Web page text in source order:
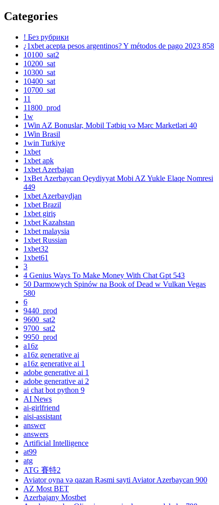
Categories
! Без рубрики
¿1xbet acepta pesos argentinos? Y métodos de pago 2023 858
10100_sat2
10200_sat
10300_sat
10400_sat
10700_sat
11
11800_prod
1w
1Win AZ Bonuslar, Mobil Tətbiq və Mərc Marketləri 40
1Win Brasil
1win Turkiye
1xbet
1xbet apk
1xbet Azerbajan
1xBet Azerbaycan Qeydiyyat Mobi AZ Yukle Elaqe Nomresi
449
1xbet Azerbaydjan
1xbet Brazil
1xbet giriş
1xbet Kazahstan
1xbet malaysia
1xbet Russian
1xbet32
1xbet61
3
4 Genius Ways To Make Money With Chat Gpt 543
50 Darmowych Spinów na Book of Dead w Vulkan Vegas
580
6
9440_prod
9600_sat2
9700_sat2
9950_prod
a16z
a16z generative ai
a16z generative ai 1
adobe generative ai 1
adobe generative ai 2
ai chat bot python 9
AI News
ai-girlfriend
aisi-assistant
answer
answers
Artificial Intelligence
at99
atg
ATG 賽特2
Aviator oyna və qazan Rəsmi sayti Aviator Azerbaycan 900
AZ Most BET
Azerbajany Mostbet